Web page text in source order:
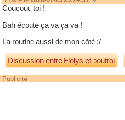
Coucouu toi !
Bah écoute ça va ça va !
La routine aussi de mon côté :/
Discussion entreFlolysetboutroi
Publicité